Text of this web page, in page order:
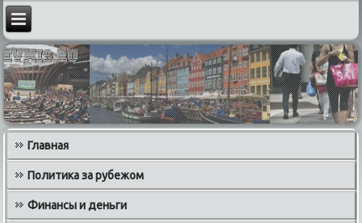
Главная
Политика за рубежом
Финансы и деньги